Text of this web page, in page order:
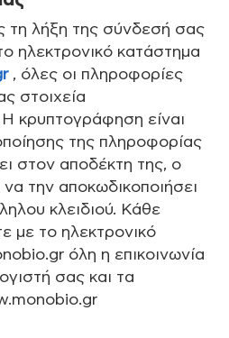
τη λήξη της σύνδεσή σας
ηλεκτρονικό κατάστημα
, όλες οι πληροφορίες
στοιχεία
κρυπτογράφηση είναι
της πληροφορίας
στον αποδέκτη της, ο
την αποκωδικοποιήσει
κλειδιού. Κάθε
με το ηλεκτρονικό
όλη η επικοινωνία
σας και τα